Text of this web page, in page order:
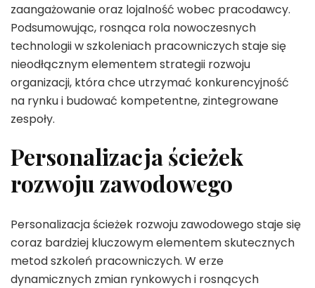
zaangażowanie oraz lojalność wobec pracodawcy.
Podsumowując, rosnąca rola nowoczesnych
technologii w szkoleniach pracowniczych staje się
nieodłącznym elementem strategii rozwoju
organizacji, która chce utrzymać konkurencyjność
na rynku i budować kompetentne, zintegrowane
zespoły.
Personalizacja ścieżek
rozwoju zawodowego
Personalizacja ścieżek rozwoju zawodowego staje się
coraz bardziej kluczowym elementem skutecznych
metod szkoleń pracowniczych. W erze
dynamicznych zmian rynkowych i rosnących